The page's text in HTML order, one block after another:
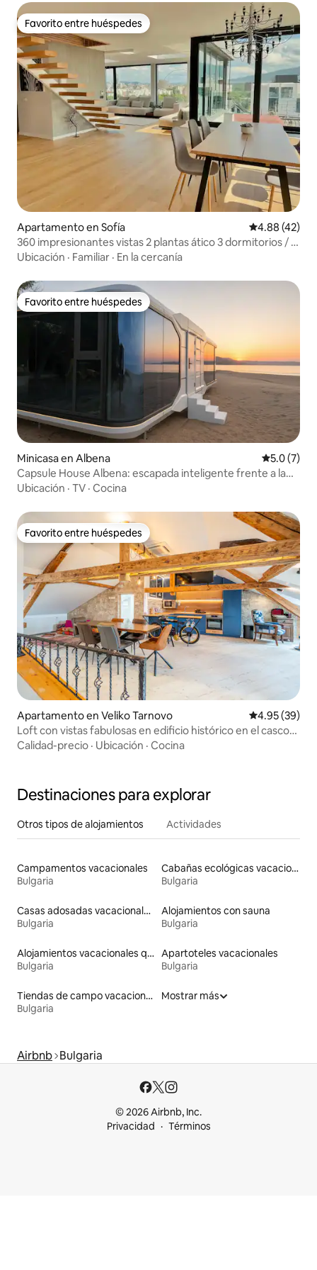
Favorito entre huéspedes
Favorito entre huéspedes
Apartamento en Sofía Calificación
4.88 (42)
360 impresionantes vistas 2 plantas ático 3 dormitorios / 2
baños
Ubicación · Familiar · En la cercanía
Favorito entre huéspedes
Favorito entre huéspedes
Minicasa en Albena
5.0 (7)
Capsule House Albena: escapada inteligente frente a la
playa
Ubicación · TV · Cocina
Favorito entre huéspedes
Favorito entre huéspedes
Apartamento en Veliko Tarnovo Calificación
4.95 (39)
Loft con vistas fabulosas en edificio histórico en el casco
antiguo de Tarnovo
Calidad-precio · Ubicación · Cocina
Destinaciones para explorar
Otros tipos de alojamientos Actividades
Campamentos vacacionales
Bulgaria
Cabañas ecológicas vacacionales
Bulgaria
Casas adosadas vacacionales
Bulgaria
Alojamientos con sauna
Bulgaria
Alojamientos vacacionales que admiten mascotas
Bulgaria
Apartoteles vacacionales
Bulgaria
Tiendas de campo vacacionales
Bulgaria
Mostrar más
Airbnb Bulgaria
© 2026 Airbnb, Inc.
Privacidad
Términos